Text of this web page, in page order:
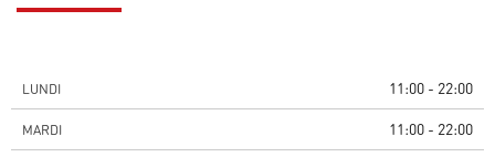
LUNDI 11:00 - 22:00
MARDI 11:00 - 22:00